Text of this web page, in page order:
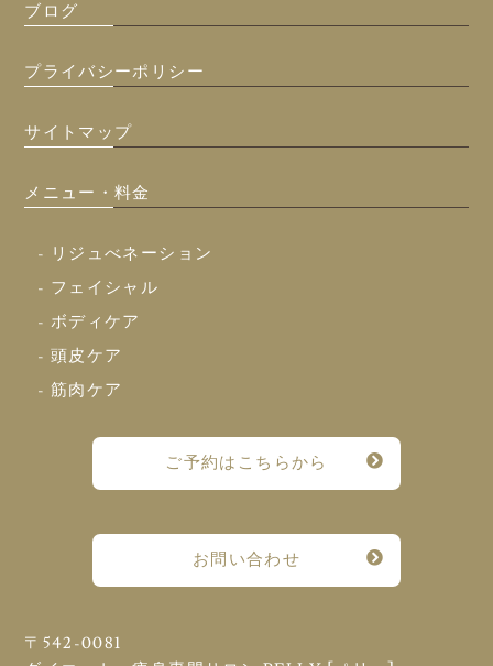
ブログ
プライバシーポリシー
サイトマップ
メニュー・料金
- リジュべネーション
- フェイシャル
- ボディケア
- 頭皮ケア
- 筋肉ケア
ご予約はこちらから
お問い合わせ
〒542-0081